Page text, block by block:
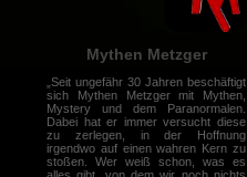
Mythen Metzger
„Seit ungefähr 30 Jahren beschäftigt
sich Mythen Metzger mit Mythen,
Mystery und dem Paranormalen.
Dabei hat er immer versucht diese
zu zerlegen, in der Hoffnung
irgendwo auf einen wahren Kern zu
stoßen. Wer weiß schon, was es